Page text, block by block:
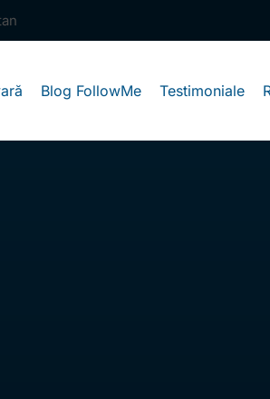
Blog FollowMe Testimoniale